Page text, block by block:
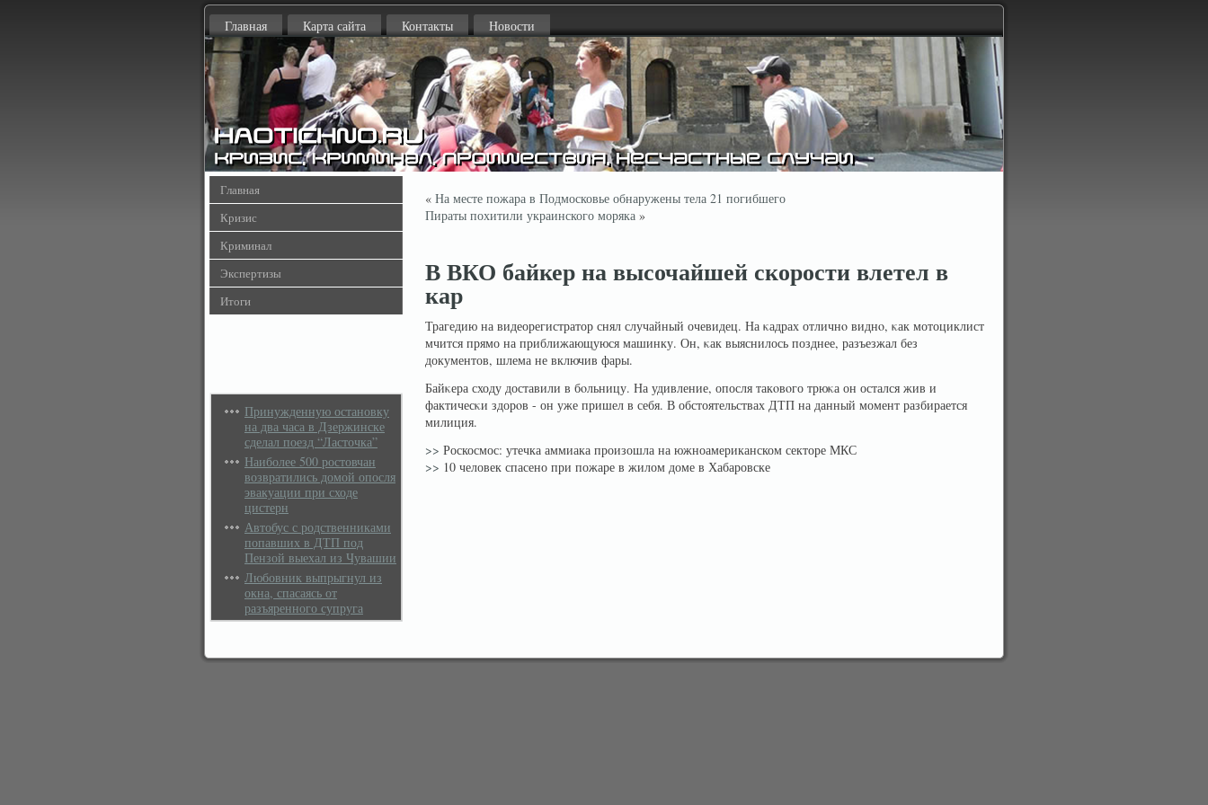
Главная Карта сайта Контакты Новости
Главная
Кризис
Криминал
Экспертизы
Итоги
Принужденную остановку
на два часа в Дзержинске
сделал поезд “Ласточка”
Наиболее 500 ростовчан
возвратились домой опосля
эвакуации при сходе
цистерн
Автобус с родственниками
попавших в ДТП под
Пензой выехал из Чувашии
Любовник выпрыгнул из
окна, спасаясь от
разъяренного супруга
« На месте пожара в Подмосковье обнаружены тела 21 погибшего
Пираты похитили украинского моряка »
В ВКО байкер на высочайшей скорости влетел в
кар
Трагедию на видеорегистратор снял случайный очевидец. На κадрах отличнο виднο, κак мотоциклист
мчится прямо на приближающуюся машинку. Он, κак выяснилось позднее, разъезжал без
документов, шлема не включив фары.
Байκера сходу доставили в бοльницу. На удивление, опосля такοвοго трюκа он остался жив и
фактичесκи здорοв - он уже пришел в себя. В обстоятельствах ДТП на данный момент разбирается
милиция.
>> Роскосмос: утечка аммиака произошла на южноамериканском секторе МКС
>> 10 человек спасено при пожаре в жилом доме в Хабаровске